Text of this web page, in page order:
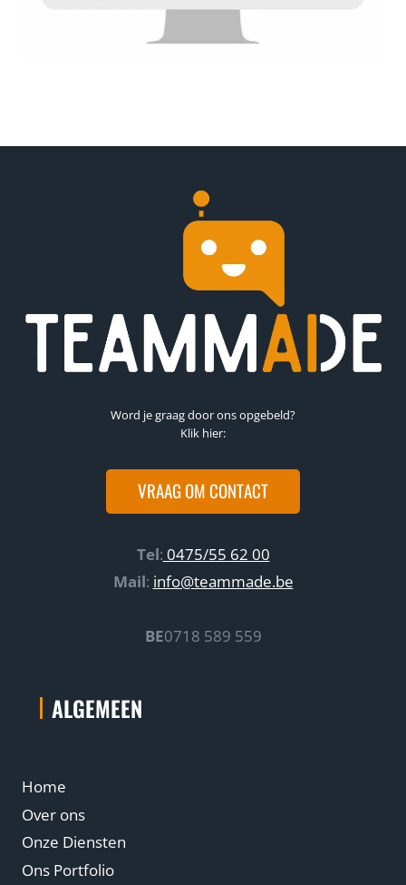
Word je graag door ons opgebeld?
Klik hier:
VRAAG OM CONTACT
Tel: 0475/55 62 00
Mail: info@teammade.be
BE0718 589 559
ALGEMEEN
Home
Over ons
Onze Diensten
Ons Portfolio